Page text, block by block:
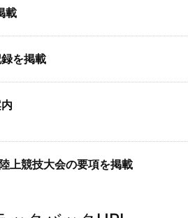
載
を掲載
上競技大会の要項を掲載